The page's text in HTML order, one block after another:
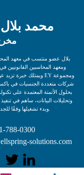
محمد
بلال عضو منتسب في معهد
شركات متعددة الجنسيات في
بحلول الأتمتة المعتمدة على
وتحليلات البيانات، ساهم في
788-0300
solutions.com